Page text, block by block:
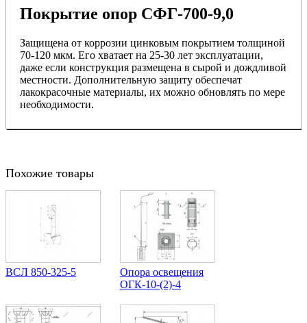
Покрытие опор СФГ-700-9,0
Защищена от коррозии цинковым покрытием толщиной
70-120 мкм. Его хватает на 25-30 лет эксплуатации,
даже если конструкция размещена в сырой и дождливой
местности. Дополнительную защиту обеспечат
лакокрасочные материалы, их можно обновлять по мере
необходимости.
Похожие товары
ВСЛ 850-325-5
Опора освещения
ОГК-10-(2)-4